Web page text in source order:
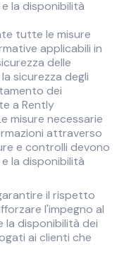
la disponibilità
tutte le misure
applicabili in
delle
sicurezza degli
dei
a Rently
misure necessarie
attraverso
e controlli devono
la disponibilità
il rispetto
l'impegno al
la disponibilità dei
ai clienti che